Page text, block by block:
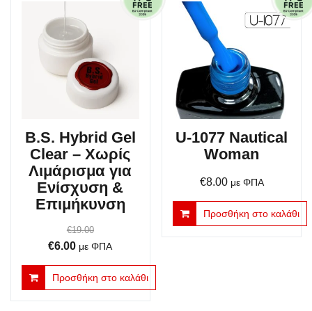
B.S. Hybrid Gel
Clear – Χωρίς
Λιμάρισμα για
Ενίσχυση &
Επιμήκυνση
€19.00
Original
price
was:
€6.00Η
τρέχουσα
τιμή
με ΦΠΑ
Προσθήκη στο καλάθι
U-1077 Nautical
Woman
€8.00 με ΦΠΑ
Προσθήκη στο καλάθι